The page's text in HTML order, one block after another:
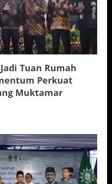
Tuan Rumah
Perkuat
Muktamar